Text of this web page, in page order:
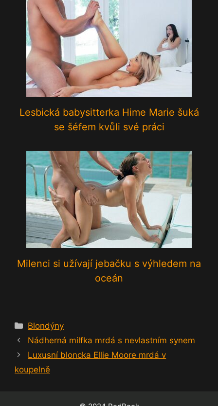
Lesbická babysitterka Hime Marie šuká
se šéfem kvůli své práci
Milenci si užívají jebačku s výhledem na
oceán
Rubriky
Blondýny
Nádherná milfka mrdá s nevlastním synem
Luxusní bloncka Ellie Moore mrdá v
koupelně